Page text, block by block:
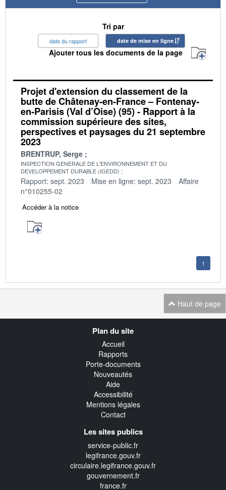
Tri par
date du rapport date de mise en ligne
Ajouter tous les documents de la page
Projet d'extension du classement de la
butte de Châtenay-en-France – Fontenay-
en-Parisis (Val d’Oise) (95) - Rapport à la
commission supérieure des sites,
perspectives et paysages du 21 septembre
2023
BRENTRUP, Serge
INSPECTION GENERALE DE L'ENVIRONNEMENT ET DU
DEVELOPPEMENT DURABLE (IGEDD)
Rapport: sept. 2023 Mise en ligne: sept. 2023
Affaire
n°010255-02
Accéder à la notice
1
Haut de page
Plan du site
Accueil
Rapports
Porte-documents
Nouveautés
Aide
Accessibilité
Mentions légales
Contact
Les sites publics
service-public.fr
legifrance.gouv.fr
circulaire.legifrance.gouv.fr
gouvernement.fr
france.fr